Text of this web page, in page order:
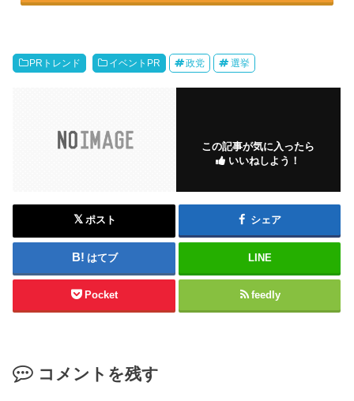
PRトレンド イベントPR 政党 選挙
この記事が気に入ったら
いいねしよう！
ポスト シェア
はてブ LINE
Pocket feedly
コメントを残す